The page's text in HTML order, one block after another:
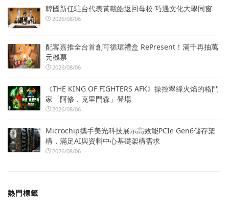
韓國新任駐台代表黃載皓返回母校 巧遇文化大學同窗
2026/08/06
配客嘉推全台首創可循環禮盒 RePresent！滿千再抽萬
元機票
2026/08/06
《THE KING OF FIGHTERS AFK》操控翠綠火焰的格鬥
家「阿修．克里門森」登場
2026/08/06
Microchip攜手美光科技展示高效能PCIe Gen6儲存架
構，滿足AI與資料中心基礎架構需求
2026/08/06
熱門標籤